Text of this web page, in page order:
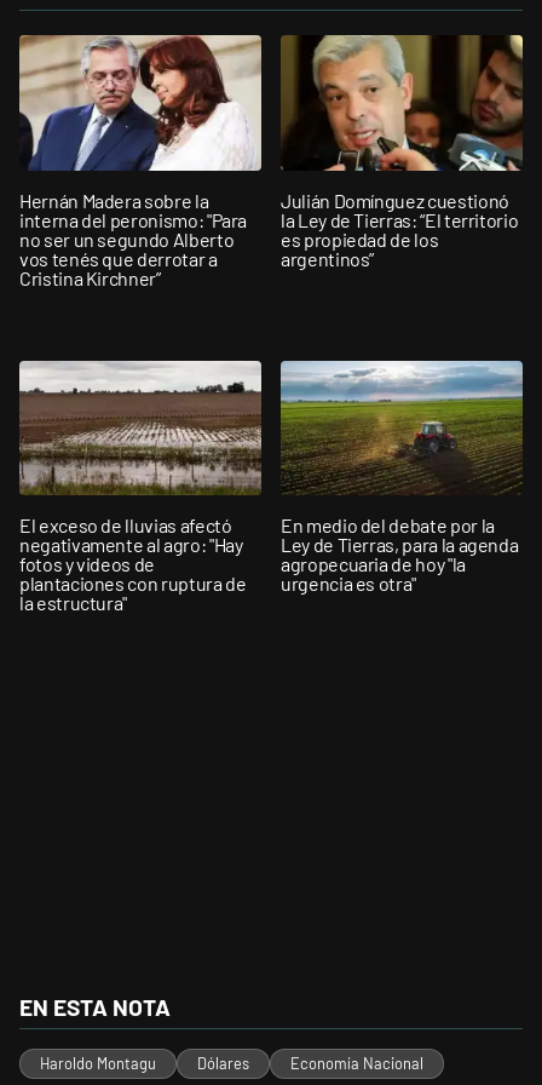
Hernán Madera sobre la
interna del peronismo: "Para
no ser un segundo Alberto
vos tenés que derrotar a
Cristina Kirchner”
Julián Domínguez cuestionó
la Ley de Tierras: “El territorio
es propiedad de los
argentinos”
El exceso de lluvias afectó
negativamente al agro: "Hay
fotos y videos de
plantaciones con ruptura de
la estructura"
En medio del debate por la
Ley de Tierras, para la agenda
agropecuaria de hoy "la
urgencia es otra"
EN ESTA NOTA
Haroldo Montagu Dólares Economía Nacional